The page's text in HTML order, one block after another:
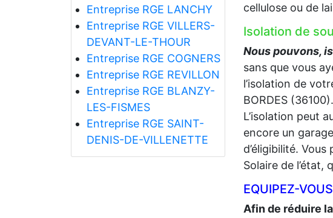
Entreprise RGE LANCHY
Entreprise RGE VILLERS-
DEVANT-LE-THOUR
Entreprise RGE COGNERS
Entreprise RGE REVILLON
Entreprise RGE BLANZY-
LES-FISMES
Entreprise RGE SAINT-
DENIS-DE-VILLENETTE
cellulose ou de
Isolation de
Nous pouvons,
sans que vous
l’isolation de
BORDES (36100).
L’isolation peut
encore un
d’éligibilité.
Solaire de
EQUIPEZ-
Afin de réduire